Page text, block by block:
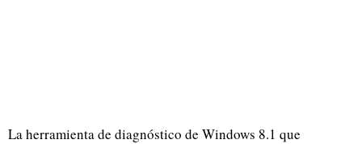
La herramienta de diagnóstico de Windows 8.1 que